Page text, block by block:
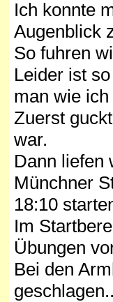
Ich konnte
Augenblick
So fuhren
Leider ist
man wie
Zuerst
war.
Dann liefen
Münchner
18:10
Im
Übungen
Bei den